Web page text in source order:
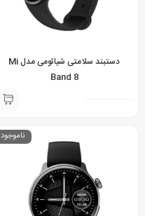
دستبند سلامتی شیائومی مدل Mi
Band 8
ناموجود